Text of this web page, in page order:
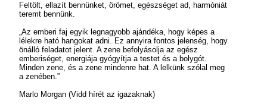
Feltölt, ellazít bennünket, örömet, egészséget ad, harmóniát
teremt bennünk.
„Az emberi faj egyik legnagyobb ajándéka, hogy képes a
lélekre ható hangokat adni. Ez annyira fontos jelenség, hogy
önálló feladatot jelent. A zene befolyásolja az egész
emberiséget, energiája gyógyítja a testet és a bolygót.
Minden zene, és a zene mindenre hat. A lelkünk szólal meg
a zenében.”
Marlo Morgan (Vidd hírét az igazaknak)